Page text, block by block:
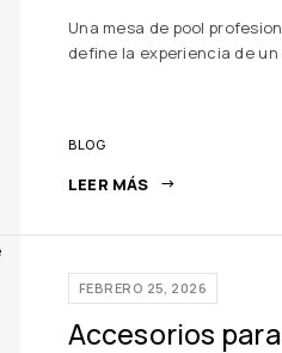
Una mesa de pool
define la experiencia de
BLOG
LEER MÁS
FEBRERO 25, 2026
Accesorios